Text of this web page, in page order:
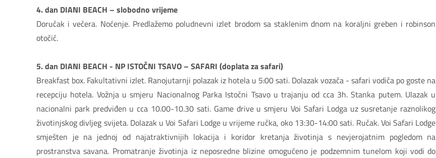
4. dan DIANI BEACH – slobodno vrijeme
Doručak i večera. Noćenje. Predlažemo poludnevni izlet brodom sa staklenim dnom na koraljni greben i robinson
otočić.
5. dan DIANI BEACH - NP ISTOČNI TSAVO – SAFARI (doplata za safari)
Breakfast box. Fakultativni izlet. Ranojutarnji polazak iz hotela u 5:00 sati. Dolazak vozača - safari vodiča po goste na
recepciju hotela. Vožnja u smjeru Nacionalnog Parka Istočni Tsavo u trajanju od cca 3h. Stanka putem. Ulazak u
nacionalni park predviđen u cca 10.00-10.30 sati. Game drive u smjeru Voi Safari Lodga uz susretanje raznolikog
životinjskog divljeg svijeta. Dolazak u Voi Safari Lodge u vrijeme ručka, oko 13:30-14:00 sati. Ručak. Voi Safari Lodge
smješten je na jednoj od najatraktivnijih lokacija i koridor kretanja životinja s nevjerojatnim pogledom na
prostranstva savana. Promatranje životinja iz neposredne blizine omogućeno je podzemnim tunelom koji vodi do